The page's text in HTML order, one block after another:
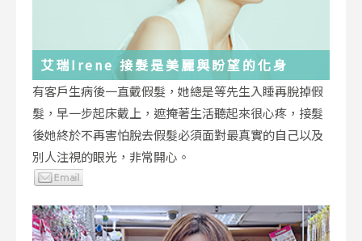
艾瑞Irene 接髮是美麗與盼望的化身
有客戶生病後一直戴假髮，她總是等先生入睡再脫掉假
髮，早一步起床戴上，遮掩著生活聽起來很心疼，接髮
後她終於不再害怕脫去假髮必須面對最真實的自己以及
別人注視的眼光，非常開心。